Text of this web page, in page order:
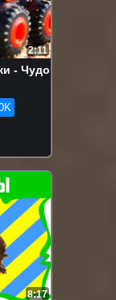
2:11
- Чудо
8:17